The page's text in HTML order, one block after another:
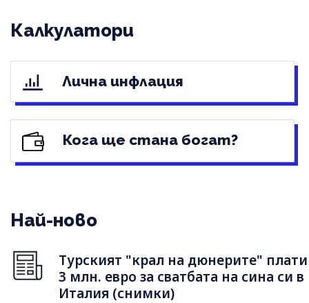
Калкулатори
Лична инфлация
Кога ще стана богат?
Най-ново
Турският "крал на дюнерите" плати
3 млн. евро за сватбата на сина си в
Италия (снимки)